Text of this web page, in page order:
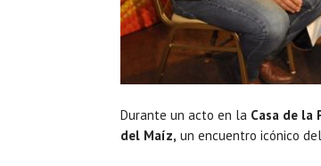
Durante un acto en la Casa de la
del Maíz, un encuentro icónico